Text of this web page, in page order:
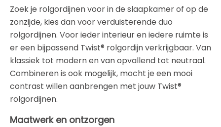
Zoek je rolgordijnen voor in de slaapkamer of op de
zonzijde, kies dan voor verduisterende duo
rolgordijnen. Voor ieder interieur en iedere ruimte is
er een bijpassend Twist® rolgordijn verkrijgbaar. Van
klassiek tot modern en van opvallend tot neutraal.
Combineren is ook mogelijk, mocht je een mooi
contrast willen aanbrengen met jouw Twist®
rolgordijnen.
Maatwerk en ontzorgen